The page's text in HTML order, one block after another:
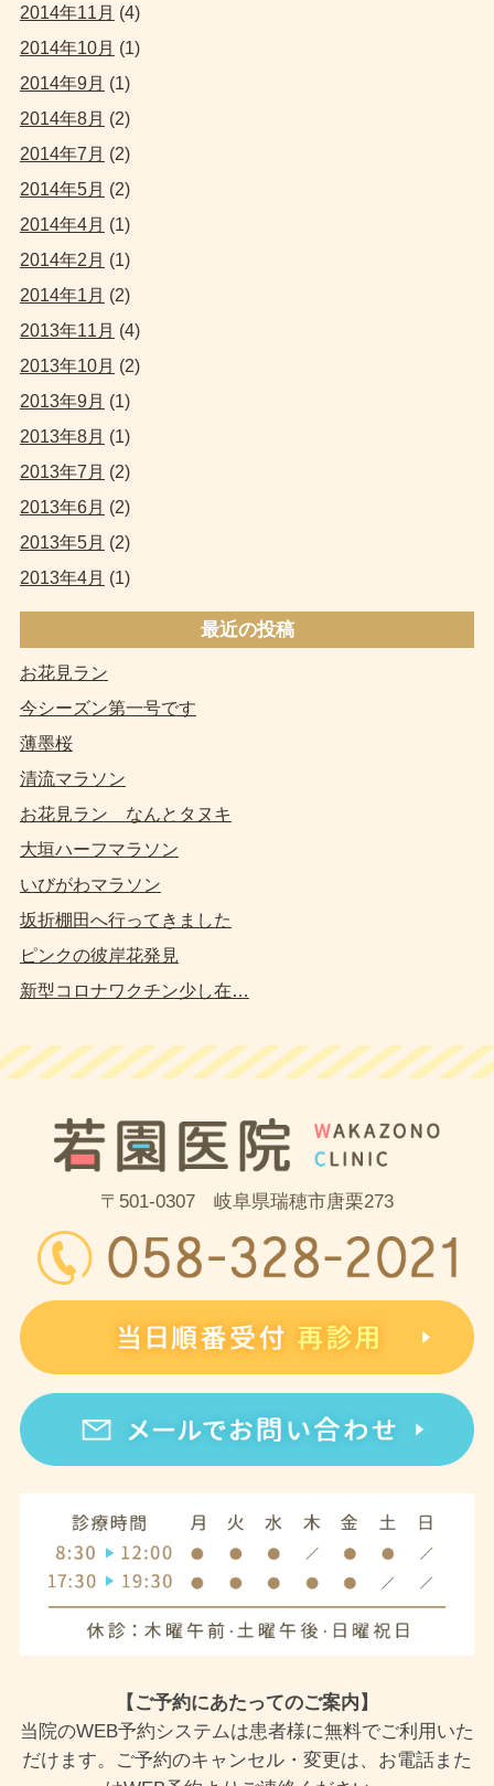
2014年11月 (4)
2014年10月 (1)
2014年9月 (1)
2014年8月 (2)
2014年7月 (2)
2014年5月 (2)
2014年4月 (1)
2014年2月 (1)
2014年1月 (2)
2013年11月 (4)
2013年10月 (2)
2013年9月 (1)
2013年8月 (1)
2013年7月 (2)
2013年6月 (2)
2013年5月 (2)
2013年4月 (1)
最近の投稿
お花見ラン
今シーズン第一号です
薄墨桜
清流マラソン
お花見ラン なんとタヌキ
大垣ハーフマラソン
いびがわマラソン
坂折棚田へ行ってきました
ピンクの彼岸花発見
新型コロナワクチン少し在…
〒501-0307 岐阜県瑞穂市唐栗273
【ご予約にあたってのご案内】
当院のWEB予約システムは患者様に無料でご利用いた
だけます。ご予約のキャンセル・変更は、お電話また